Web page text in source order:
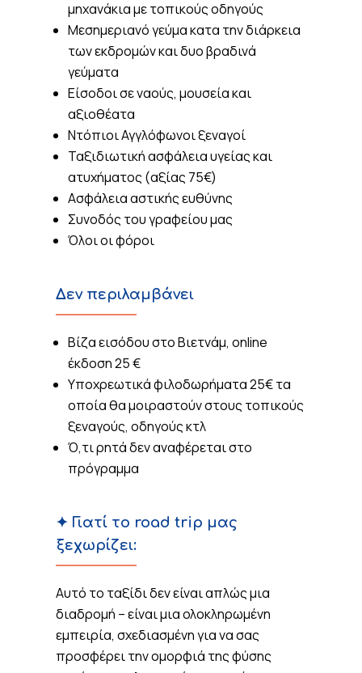
μηχανάκια με τοπικούς οδηγούς
Μεσημεριανό γεύμα κατα την διάρκεια
των εκδρομών και δυο βραδινά
γεύματα
Είσοδοι σε ναούς, μουσεία και
αξιοθέατα
Ντόπιοι Αγγλόφωνοι ξεναγοί
Ταξιδιωτική ασφάλεια υγείας και
ατυχήματος (αξίας 75€)
Ασφάλεια αστικής ευθύνης
Συνοδός του γραφείου μας
Όλοι οι φόροι
Δεν περιλαμβάνει
Βίζα εισόδου στο Βιετνάμ, online
έκδοση 25 €
Υποχρεωτικά φιλοδωρήματα 25€ τα
οποία θα μοιραστούν στους τοπικούς
ξεναγούς, οδηγούς κτλ
Ό,τι ρητά δεν αναφέρεται στο
πρόγραμμα
✦ Γιατί το road trip μας
ξεχωρίζει:
Αυτό το ταξίδι δεν είναι απλώς μια
διαδρομή – είναι μια ολοκληρωμένη
εμπειρία, σχεδιασμένη για να σας
προσφέρει την ομορφιά της φύσης